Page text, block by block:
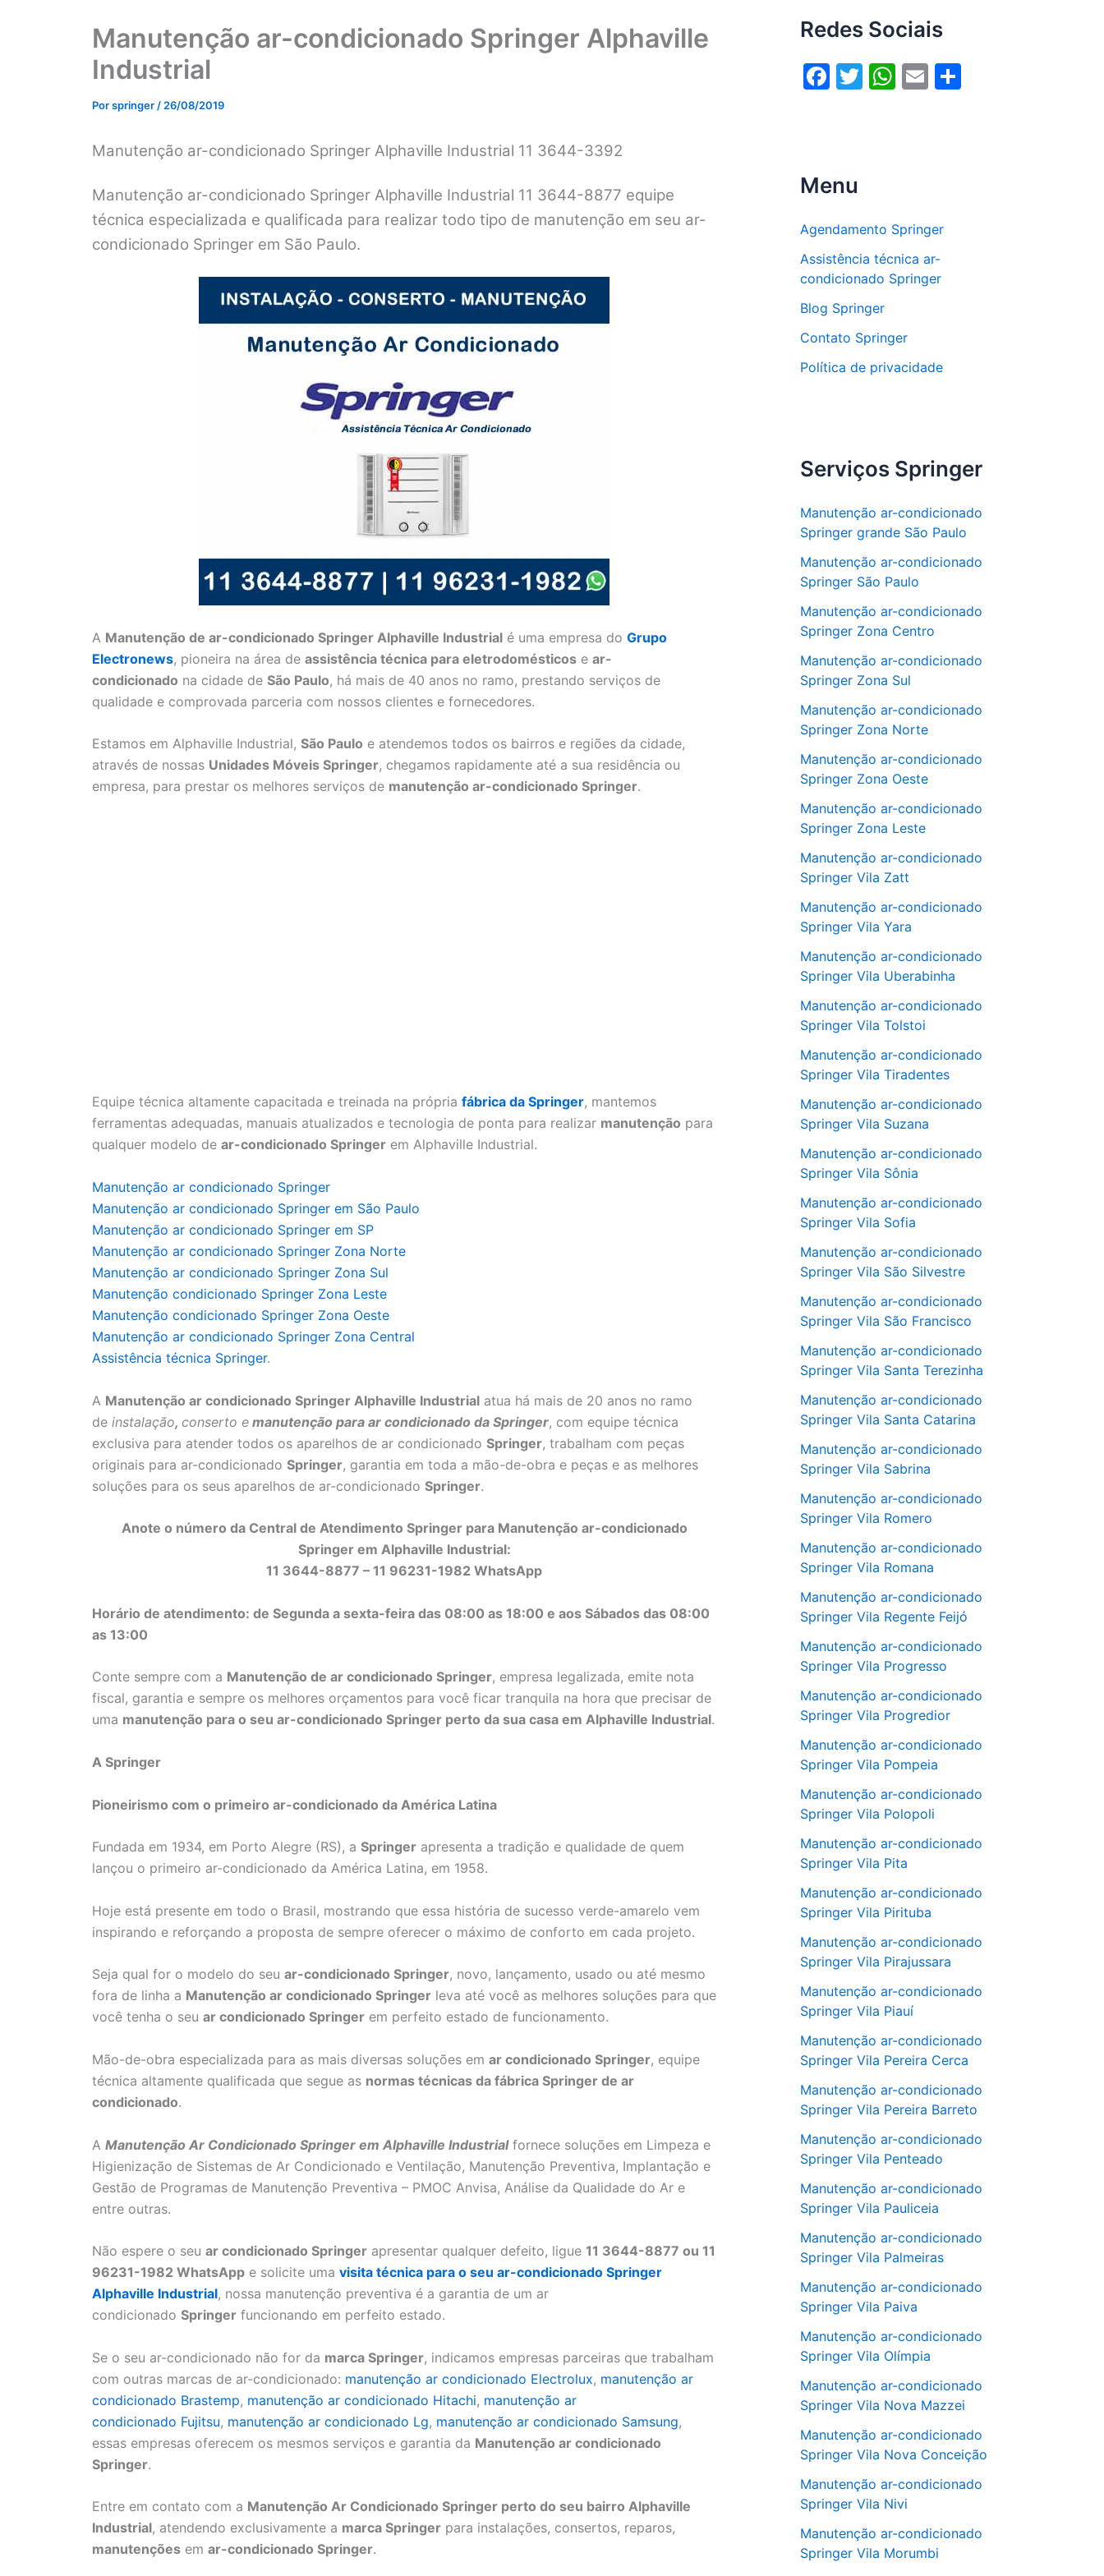
Manutenção ar-condicionado Springer Alphaville
Industrial
Porspringer / 26/08/2019
Manutenção ar-condicionado Springer Alphaville Industrial 11 3644-3392
Manutenção ar-condicionado Springer Alphaville Industrial 11 3644-8877 equipe
técnica especializada e qualificada para realizar todo tipo de manutenção em seu ar-
condicionado Springer em São Paulo.
A Manutenção de ar-condicionado Springer Alphaville Industrial é uma empresa do Grupo
Electronews, pioneira na área de assistência técnica para eletrodomésticos e ar-
condicionado na cidade de São Paulo, há mais de 40 anos no ramo, prestando serviços de
qualidade e comprovada parceria com nossos clientes e fornecedores.
Estamos em Alphaville Industrial, São Paulo e atendemos todos os bairros e regiões da cidade,
através de nossas Unidades Móveis Springer, chegamos rapidamente até a sua residência ou
empresa, para prestar os melhores serviços de manutenção ar-condicionado Springer.
Equipe técnica altamente capacitada e treinada na própria fábrica da Springer, mantemos
ferramentas adequadas, manuais atualizados e tecnologia de ponta para realizar manutenção para
qualquer modelo de ar-condicionado Springer em Alphaville Industrial.
Manutenção ar condicionado Springer
Manutenção ar condicionado Springer em São Paulo
Manutenção ar condicionado Springer em SP
Manutenção ar condicionado Springer Zona Norte
Manutenção ar condicionado Springer Zona Sul
Manutenção condicionado Springer Zona Leste
Manutenção condicionado Springer Zona Oeste
Manutenção ar condicionado Springer Zona Central
Assistência técnica Springer.
A Manutenção ar condicionado Springer Alphaville Industrial atua há mais de 20 anos no ramo
de instalação, conserto e manutenção para ar condicionado da Springer, com equipe técnica
exclusiva para atender todos os aparelhos de ar condicionado Springer, trabalham com peças
originais para ar-condicionado Springer, garantia em toda a mão-de-obra e peças e as melhores
soluções para os seus aparelhos de ar-condicionado Springer.
Anote o número da Central de Atendimento Springer para Manutenção ar-condicionado
Springer em Alphaville Industrial:
11 3644-8877 – 11 96231-1982 WhatsApp
Horário de atendimento: de Segunda a sexta-feira das 08:00 as 18:00 e aos Sábados das 08:00
as 13:00
Conte sempre com a Manutenção de ar condicionado Springer, empresa legalizada, emite nota
fiscal, garantia e sempre os melhores orçamentos para você ficar tranquila na hora que precisar de
uma manutenção para o seu ar-condicionado Springer perto da sua casa em Alphaville Industrial.
A Springer
Pioneirismo com o primeiro ar-condicionado da América Latina
Fundada em 1934, em Porto Alegre (RS), a Springer apresenta a tradição e qualidade de quem
lançou o primeiro ar-condicionado da América Latina, em 1958.
Hoje está presente em todo o Brasil, mostrando que essa história de sucesso verde-amarelo vem
inspirando e reforçando a proposta de sempre oferecer o máximo de conforto em cada projeto.
Seja qual for o modelo do seu ar-condicionado Springer, novo, lançamento, usado ou até mesmo
fora de linha a Manutenção ar condicionado Springer leva até você as melhores soluções para que
você tenha o seu ar condicionado Springer em perfeito estado de funcionamento.
Mão-de-obra especializada para as mais diversas soluções em ar condicionado Springer, equipe
técnica altamente qualificada que segue as normas técnicas da fábrica Springer de ar
condicionado.
A Manutenção Ar Condicionado Springer em Alphaville Industrialfornece soluções em Limpeza e
Higienização de Sistemas de Ar Condicionado e Ventilação, Manutenção Preventiva, Implantação e
Gestão de Programas de Manutenção Preventiva – PMOC Anvisa, Análise da Qualidade do Ar e
entre outras.
Não espere o seu ar condicionado Springer apresentar qualquer defeito, ligue 11 3644-8877 ou 11
96231-1982 WhatsApp e solicite uma visita técnica para o seu ar-condicionado Springer
Alphaville Industrial, nossa manutenção preventiva é a garantia de um ar
condicionado Springer funcionando em perfeito estado.
Se o seu ar-condicionado não for da marca Springer, indicamos empresas parceiras que trabalham
com outras marcas de ar-condicionado: manutenção ar condicionado Electrolux, manutenção ar
condicionado Brastemp, manutenção ar condicionado Hitachi, manutenção ar
condicionado Fujitsu, manutenção ar condicionado Lg, manutenção ar condicionado Samsung,
essas empresas oferecem os mesmos serviços e garantia da Manutenção ar condicionado
Springer.
Entre em contato com a Manutenção Ar Condicionado Springer perto do seu bairro Alphaville
Industrial, atendendo exclusivamente a marca Springer para instalações, consertos, reparos,
manutenções em ar-condicionado Springer.
Redes Sociais
F
b
o
k
T
W
p
E
Menu
Agendamento Springer
Assistência técnica ar-
condicionado Springer
Blog Springer
Contato Springer
Política de privacidade
Serviços Springer
Manutenção ar-condicionado
Springer grande São Paulo
Manutenção ar-condicionado
Springer São Paulo
Manutenção ar-condicionado
Springer Zona Centro
Manutenção ar-condicionado
Springer Zona Sul
Manutenção ar-condicionado
Springer Zona Norte
Manutenção ar-condicionado
Springer Zona Oeste
Manutenção ar-condicionado
Springer Zona Leste
Manutenção ar-condicionado
Springer Vila Zatt
Manutenção ar-condicionado
Springer Vila Yara
Manutenção ar-condicionado
Springer Vila Uberabinha
Manutenção ar-condicionado
Springer Vila Tolstoi
Manutenção ar-condicionado
Springer Vila Tiradentes
Manutenção ar-condicionado
Springer Vila Suzana
Manutenção ar-condicionado
Springer Vila Sônia
Manutenção ar-condicionado
Springer Vila Sofia
Manutenção ar-condicionado
Springer Vila São Silvestre
Manutenção ar-condicionado
Springer Vila São Francisco
Manutenção ar-condicionado
Springer Vila Santa Terezinha
Manutenção ar-condicionado
Springer Vila Santa Catarina
Manutenção ar-condicionado
Springer Vila Sabrina
Manutenção ar-condicionado
Springer Vila Romero
Manutenção ar-condicionado
Springer Vila Romana
Manutenção ar-condicionado
Springer Vila Regente Feijó
Manutenção ar-condicionado
Springer Vila Progresso
Manutenção ar-condicionado
Springer Vila Progredior
Manutenção ar-condicionado
Springer Vila Pompeia
Manutenção ar-condicionado
Springer Vila Polopoli
Manutenção ar-condicionado
Springer Vila Pita
Manutenção ar-condicionado
Springer Vila Pirituba
Manutenção ar-condicionado
Springer Vila Pirajussara
Manutenção ar-condicionado
Springer Vila Piauí
Manutenção ar-condicionado
Springer Vila Pereira Cerca
Manutenção ar-condicionado
Springer Vila Pereira Barreto
Manutenção ar-condicionado
Springer Vila Penteado
Manutenção ar-condicionado
Springer Vila Pauliceia
Manutenção ar-condicionado
Springer Vila Palmeiras
Manutenção ar-condicionado
Springer Vila Paiva
Manutenção ar-condicionado
Springer Vila Olímpia
Manutenção ar-condicionado
Springer Vila Nova Mazzei
Manutenção ar-condicionado
Springer Vila Nova Conceição
Manutenção ar-condicionado
Springer Vila Nivi
Manutenção ar-condicionado
Springer Vila Morumbi